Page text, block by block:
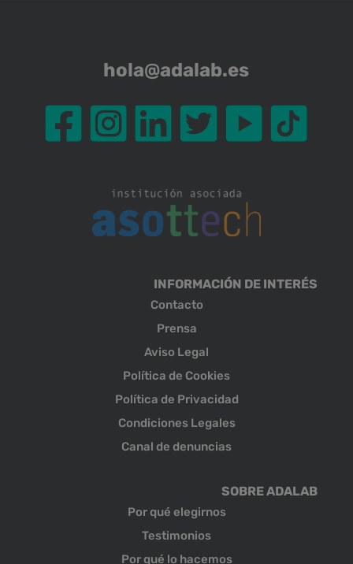
hola@adalab.es
INFORMACIÓN DE INTERÉS
Contacto
Prensa
Aviso Legal
Política de Cookies
Política de Privacidad
Condiciones Legales
Canal de denuncias
SOBRE ADALAB
Por qué elegirnos
Testimonios
Por qué lo hacemos